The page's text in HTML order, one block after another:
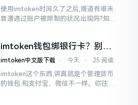
使用imtoken时间久了之后,难道有谁未
曾遭遇过账户被限制的状况出现吗?知乎
制。
imtoken钱包绑银行卡？别折
腾了，真相是这样的
imtoken中文版下载 ⋅ 今天 ⋅ 25 阅读
imtoken这个东西,讲真就是个管理货币
的钱包,和支付宝、微信不一样。你往里